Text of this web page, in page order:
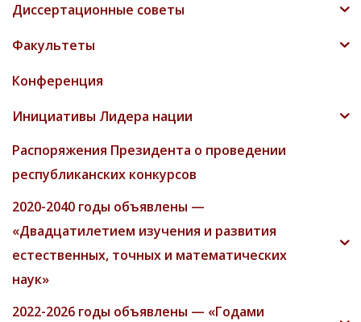
Диссертационные советы
Факультеты
Конференция
Инициативы Лидера нации
Распоряжения Президента о проведении
республиканских конкурсов
2020-2040 годы объявлены —
«Двадцатилетием изучения и развития
естественных, точных и математических
наук»
2022-2026 годы объявлены — «Годами